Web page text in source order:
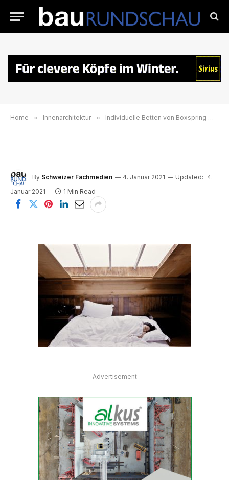
Home » Innenarchitektur » Individuelle Betten von Boxspring Welt
By Schweizer Fachmedien 4. Januar 2021 Updated: 4.
Januar 2021
1 Min Read
Advertisement